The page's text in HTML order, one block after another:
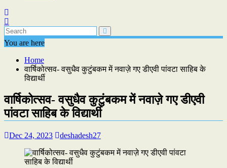
You are here
Home
वार्षिकोत्सव- वसुधैव कुटुंबकम में नवाज़े गए डीएवी पांवटा साहिब के
विद्यार्थी
वार्षिकोत्सव- वसुधैव कुटुंबकम में नवाज़े गए डीएवी
पांवटा साहिब के विद्यार्थी
Dec 24, 2023 deshadesh27